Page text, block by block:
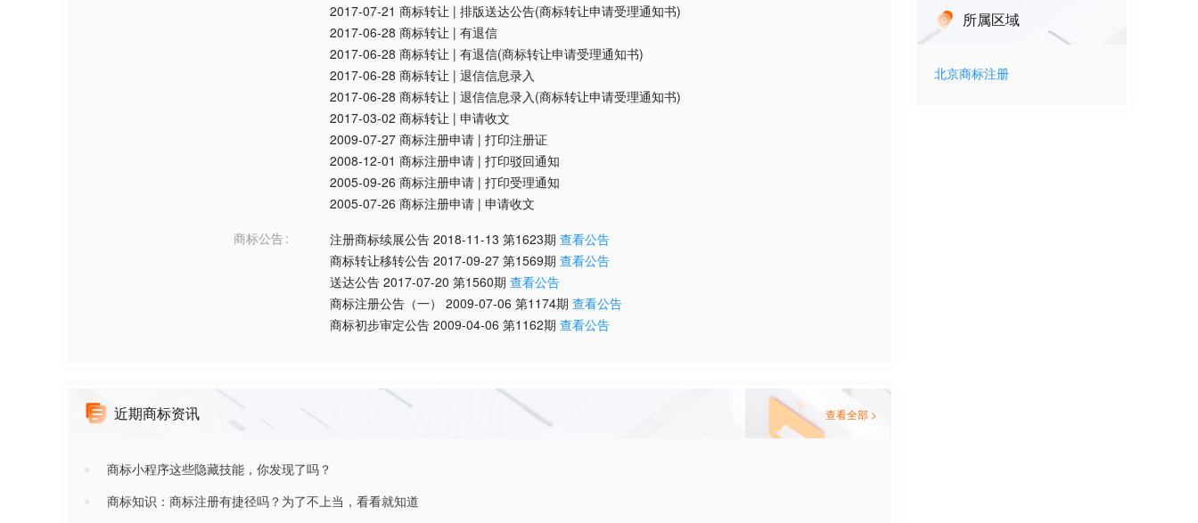
2017-07-21 商标转让 | 排版送达公告(商标转让申请受理通知书)
2017-06-28 商标转让 | 有退信
2017-06-28 商标转让 | 有退信(商标转让申请受理通知书)
2017-06-28 商标转让 | 退信信息录入
2017-06-28 商标转让 | 退信信息录入(商标转让申请受理通知书)
2017-03-02 商标转让 | 申请收文
2009-07-27 商标注册申请 | 打印注册证
2008-12-01 商标注册申请 | 打印驳回通知
2005-09-26 商标注册申请 | 打印受理通知
2005-07-26 商标注册申请 | 申请收文
商标公告
注册商标续展公告 2018-11-13 第1623期 查看公告
商标转让移转公告 2017-09-27 第1569期 查看公告
送达公告 2017-07-20 第1560期 查看公告
商标注册公告（一）
2009-07-06 第1174期 查看公告
商标初步审定公告 2009-04-06 第1162期 查看公告
近期商标资讯 查看全部 >
商标小程序这些隐藏技能，你发现了吗？
商标知识：商标注册有捷径吗？为了不上当，看看就知道
所属区域
北京商标注册